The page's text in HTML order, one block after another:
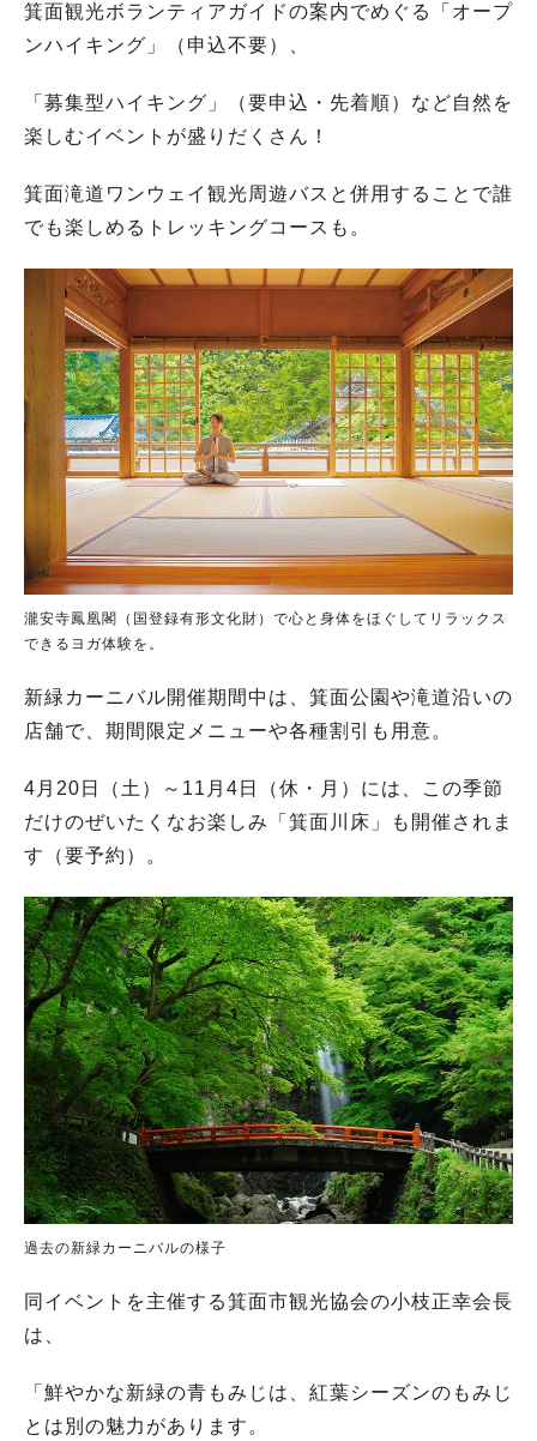
箕面観光ボランティアガイドの案内でめぐる「オープ
ンハイキング」（申込不要）、
「募集型ハイキング」（要申込・先着順）など自然を
楽しむイベントが盛りだくさん！
箕面滝道ワンウェイ観光周遊バスと併用することで誰
でも楽しめるトレッキングコースも。
瀧安寺鳳凰閣（国登録有形文化財）で心と身体をほぐしてリラックス
できるヨガ体験を。
新緑カーニバル開催期間中は、箕面公園や滝道沿いの
店舗で、期間限定メニューや各種割引も用意。
4月20日（土）～11月4日（休・月）には、この季節
だけのぜいたくなお楽しみ「箕面川床」も開催されま
す（要予約）。
過去の新緑カーニバルの様子
同イベントを主催する箕面市観光協会の小枝正幸会長
は、
「鮮やかな新緑の青もみじは、紅葉シーズンのもみじ
とは別の魅力があります。